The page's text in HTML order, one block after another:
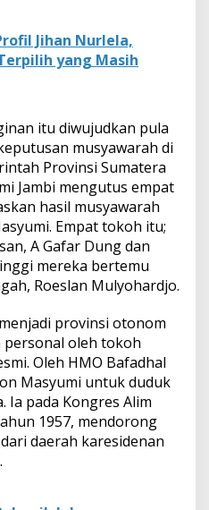
Jihan Nurlela,
yang Masih
itu diwujudkan pula
musyawarah di
Provinsi Sumatera
Jambi mengutus empat
hasil musyawarah
Empat tokoh itu;
A Gafar Dung dan
mereka bertemu
Roeslan Mulyohardjo.
provinsi otonom
personal oleh tokoh
Oleh HMO Bafadhal
Masyumi untuk duduk
Ia pada Kongres Alim
1957, mendorong
daerah karesidenan